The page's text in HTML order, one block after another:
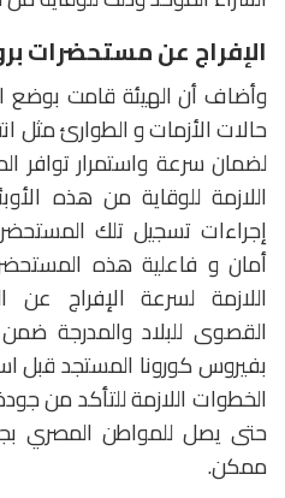
الإفراج عن مستحضرات
وأضاف أن الهيئة قامت بوضع
حالات الأزمات و الطوارئ مثل
لضمان سرعة واستمرار توافر
اللازمة للوقاية من هذه
إجراءات تسجيل تلك
أمان و فاعلية هذه
اللازمة لسرعة الإفراج
القصوى للبلاد والمدرجة
بفيروس كورونا المستجد قبل
الخطوات اللازمة للتأكد من
حتى يصل للمواطن المصري
ممكن.